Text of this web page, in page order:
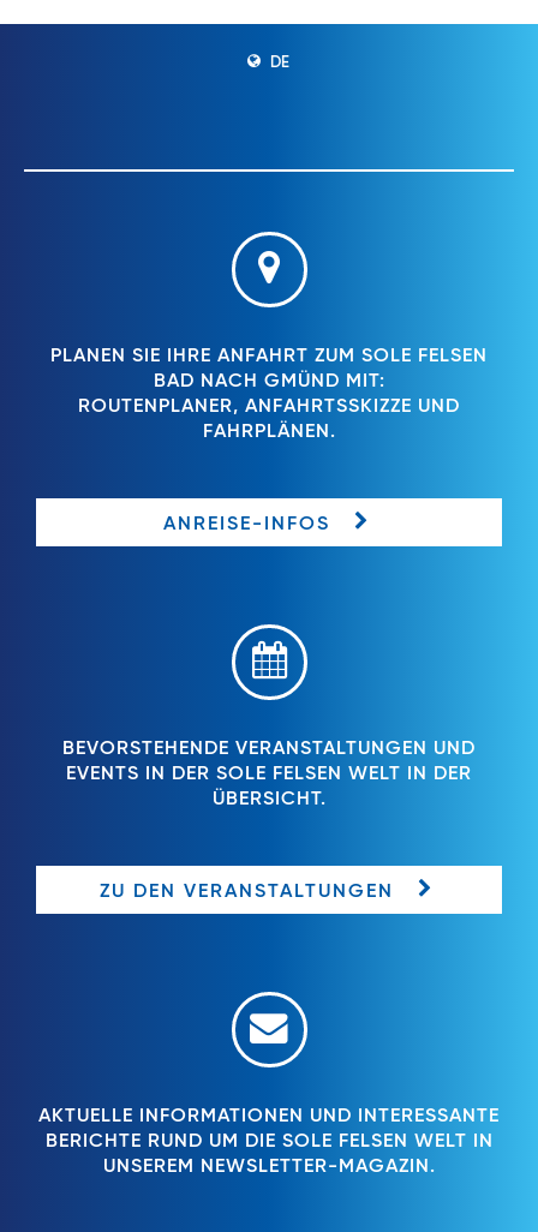
DE
PLANEN SIE IHRE ANFAHRT ZUM SOLE FELSEN
BAD NACH GMÜND MIT:
ROUTENPLANER, ANFAHRTSSKIZZE UND
FAHRPLÄNEN.
ANREISE-INFOS
BEVORSTEHENDE VERANSTALTUNGEN UND
EVENTS IN DER SOLE FELSEN WELT IN DER
ÜBERSICHT.
ZU DEN VERANSTALTUNGEN
AKTUELLE INFORMATIONEN UND INTERESSANTE
BERICHTE RUND UM DIE SOLE FELSEN WELT IN
UNSEREM NEWSLETTER-MAGAZIN.